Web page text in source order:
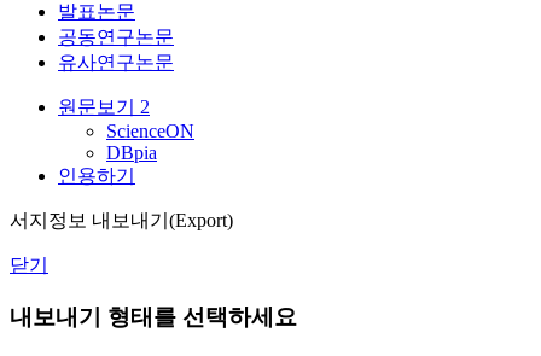
발표논문
공동연구논문
유사연구논문
원문보기 2
ScienceON
DBpia
인용하기
서지정보 내보내기(Export)
닫기
내보내기 형태를 선택하세요